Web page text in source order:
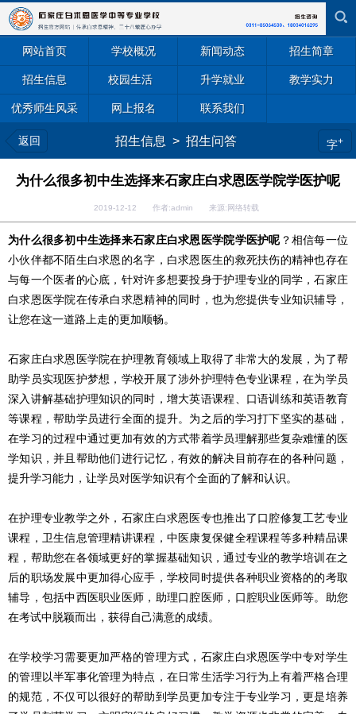
网站首页 学校概况 新闻动态 招生简章
招生信息 校园生活 升学就业 教学实力
优秀师生风采 网上报名 联系我们
返回 招生信息 > 招生问答 字+
为什么很多初中生选择来石家庄白求恩医学院学医护呢
2019-12-12 作者:admin 来源:网络转载
为什么很多初中生选择来石家庄白求恩医学院学医护呢 ？相信每一位
小伙伴都不陌生白求恩的名字，白求恩医生的救死扶伤的精神也存在
与每一个医者的心底，针对许多想要投身于护理专业的同学，石家庄
白求恩医学院在传承白求恩精神的同时，也为您提供专业知识辅导，
让您在这一道路上走的更加顺畅。
石家庄白求恩医学院在护理教育领域上取得了非常大的发展，为了帮
助学员实现医护梦想，学校开展了涉外护理特色专业课程，在为学员
深入讲解基础护理知识的同时，增大英语课程、口语训练和英语教育
等课程，帮助学员进行全面的提升。为之后的学习打下坚实的基础，
在学习的过程中通过更加有效的方式带着学员理解那些复杂难懂的医
学知识，并且帮助他们进行记忆，有效的解决目前存在的各种问题，
提升学习能力，让学员对医学知识有个全面的了解和认识。
在护理专业教学之外，石家庄白求恩医专也推出了口腔修复工艺专业
课程，卫生信息管理精讲课程，中医康复保健全程课程等多种精品课
程，帮助您在各领域更好的掌握基础知识，通过专业的教学培训在之
后的职场发展中更加得心应手，学校同时提供各种职业资格的的考取
辅导，包括中西医职业医师，助理口腔医师，口腔职业医师等。助您
在考试中脱颖而出，获得自己满意的成绩。
在学校学习需要更加严格的管理方式，石家庄白求恩医学中专对学生
的管理以半军事化管理为特点，在日常生活学习行为上有着严格合理
的规范，不仅可以很好的帮助到学员更加专注于专业学习，更是培养